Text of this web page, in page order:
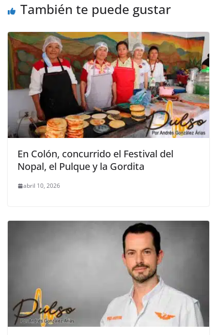
k
También te puede gustar
En Colón, concurrido el Festival del
Nopal, el Pulque y la Gordita
abril 10, 2026